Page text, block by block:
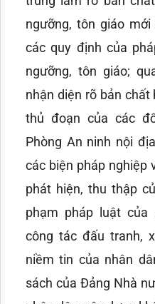
ngưỡng, tôn giáo
các quy định của
ngưỡng, tôn giáo;
nhận diện rõ bản
thủ đoạn của các
Phòng An ninh nội
các biện pháp nghiệp
phát hiện, thu thập
phạm pháp luật
công tác đấu tranh,
niềm tin của nhân
sách của Đảng Nhà